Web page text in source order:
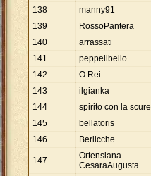
138
manny91
139
RossoPantera
140
arrassati
141
peppeilbello
142
O Rei
143
ilgianka
144
spirito con la scure
145
bellatoris
146
Berlicche
147
Ortensiana
CesaraAugusta